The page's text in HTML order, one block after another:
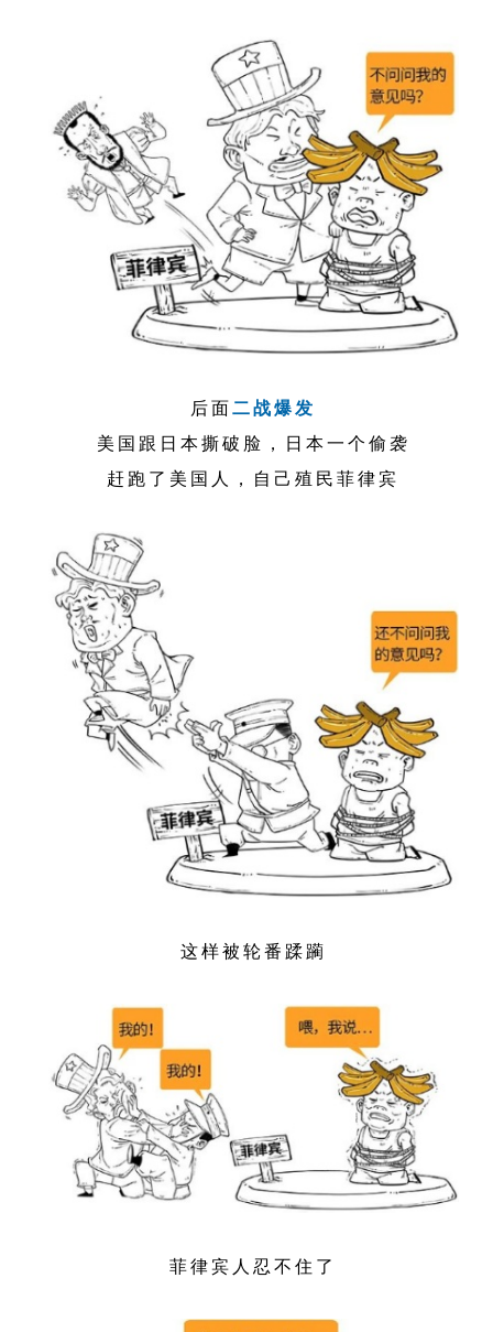
后面二战爆发
美国跟日本撕破脸，日本一个偷袭
赶跑了美国人，自己殖民菲律宾
这样被轮番蹂躏
菲律宾人忍不住了